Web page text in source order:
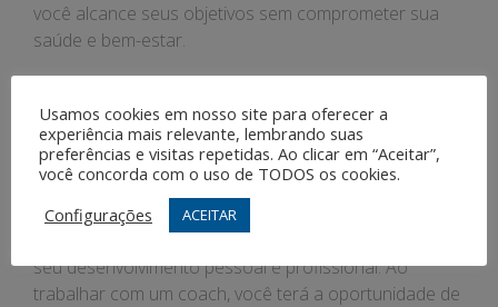
você alcance seus objetivos sem comprometer sua
saúde e bem-estar.
Investindo no seu
desenvolvimento
pessoal e profissional
O coaching profissional é uma forma de investir no
seu desenvolvimento pessoal e profissional. Ao
trabalhar com um coach, você terá a oportunidade de
Usamos cookies em nosso site para oferecer a
experiência mais relevante, lembrando suas
preferências e visitas repetidas. Ao clicar em “Aceitar”,
você concorda com o uso de TODOS os cookies.
Configurações
ACEITAR